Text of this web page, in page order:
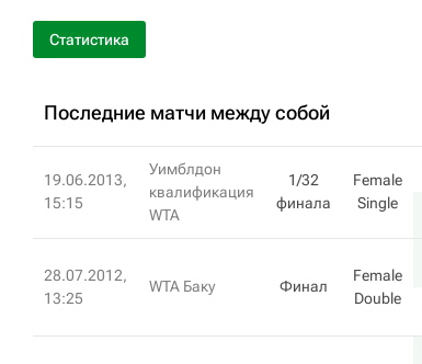
Статистика
Последние матчи между собой
19.06.2013,
15:15
Уимблдон
квалификация
WTA
1/32
финала
Female
Single
28.07.2012,
13:25
WTA Баку Финал
Female
Double